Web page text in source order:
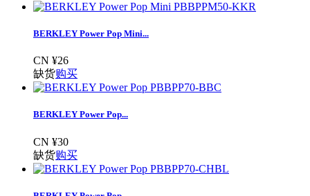
BERKLEY Power Pop Mini...
CN ¥26
缺货购买
BERKLEY Power Pop...
CN ¥30
缺货购买